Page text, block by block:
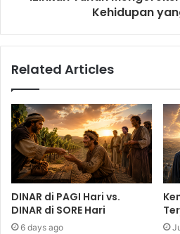
Kehidupan
Related Articles
DINAR di PAGI Hari vs.
DINAR di SORE Hari
6 days ago